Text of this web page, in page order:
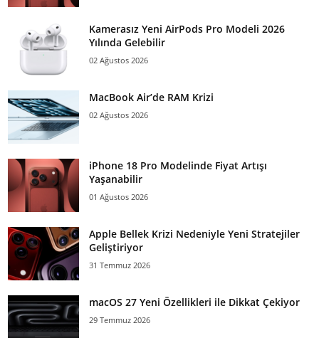
Kamerasız Yeni AirPods Pro Modeli 2026
Yılında Gelebilir
02 Ağustos 2026
MacBook Air’de RAM Krizi
02 Ağustos 2026
iPhone 18 Pro Modelinde Fiyat Artışı
Yaşanabilir
01 Ağustos 2026
Apple Bellek Krizi Nedeniyle Yeni Stratejiler
Geliştiriyor
31 Temmuz 2026
macOS 27 Yeni Özellikleri ile Dikkat Çekiyor
29 Temmuz 2026